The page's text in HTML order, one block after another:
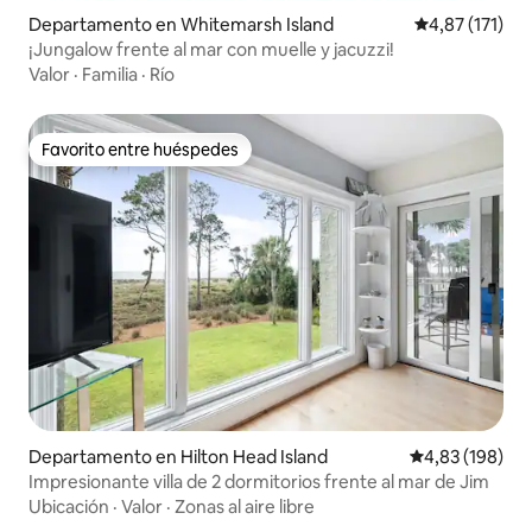
Departamento en Whitemarsh Island Calificación
4,87 (171)
¡Jungalow frente al mar con muelle y jacuzzi!
Valor · Familia · Río
Favorito entre huéspedes
Favorito entre huéspedes
Departamento en Hilton Head Island Calificación
4,83 (198)
Impresionante villa de 2 dormitorios frente al mar de Jim
Ubicación · Valor · Zonas al aire libre